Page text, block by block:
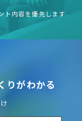
ト内容を優先します
りがわかる